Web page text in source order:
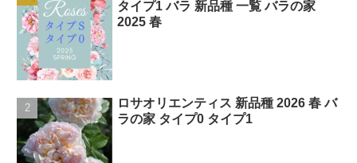
タイプ1 バラ 新品種 一覧 バラの家
2025 春
ロサオリエンティス 新品種 2026 春 バ
ラの家 タイプ0 タイプ1